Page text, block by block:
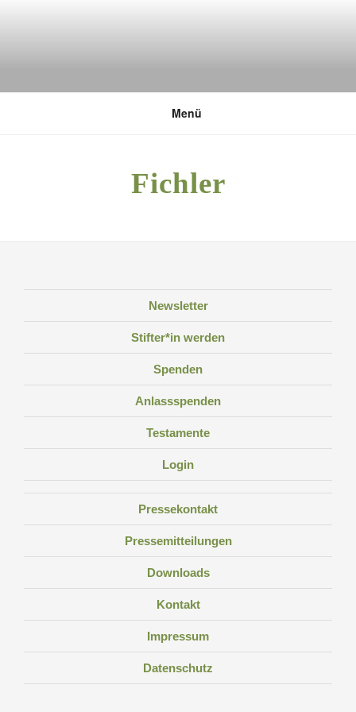
DEUTSCHE UMWELTSTIFTUNG
Menü
Fichler
Newsletter
Stifter*in werden
Spenden
Anlassspenden
Testamente
Login
Pressekontakt
Pressemitteilungen
Downloads
Kontakt
Impressum
Datenschutz